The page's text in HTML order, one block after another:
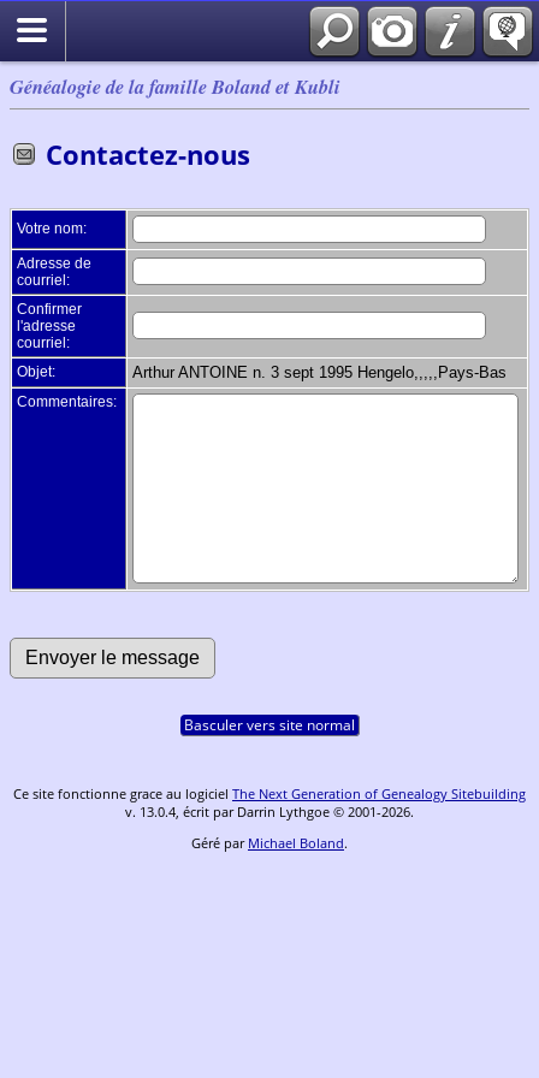
Généalogie de la famille Boland et Kubli
Contactez-nous
Votre nom:
Adresse de
courriel:
Confirmer
l'adresse
courriel:
Objet:
Arthur ANTOINE n. 3 sept 1995 Hengelo,,,,,Pays-Bas
Commentaires:
Basculer vers site normal
Ce site fonctionne grace au logiciel The Next Generation of Genealogy Sitebuilding
v. 13.0.4, écrit par Darrin Lythgoe © 2001-2026.
Géré par Michael Boland.